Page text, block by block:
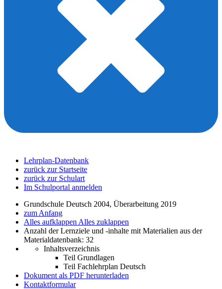
Lehrplan-Datenbank
zurück zur Startseite
zurück zur Schulart
Im Schulportal anmelden
Grundschule Deutsch 2004, Überarbeitung 2019
zum Anfang
Alles aufklappen Alles zuklappen
Anzahl der Lernziele und -inhalte mit Materialien aus der
Materialdatenbank: 32
Inhaltsverzeichnis
Teil Grundlagen
Teil Fachlehrplan Deutsch
Dokument als PDF herunterladen
Kontaktformular